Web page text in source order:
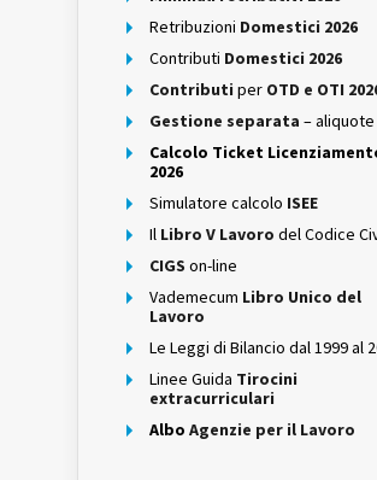
Retribuzioni Domestici 2026
Contributi Domestici 2026
Contributi per OTD e OTI
Gestione separata – aliquote
Calcolo Ticket
2026
Simulatore calcolo ISEE
Il Libro V Lavoro del Codice
CIGS on-line
Vademecum Libro Unico del
Lavoro
Le Leggi di Bilancio dal 1999 al
Linee Guida Tirocini
extracurriculari
Albo Agenzie per il Lavoro